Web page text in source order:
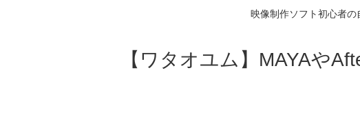
映像制作ソフト初心者の
【ワタオユム】MAYAや